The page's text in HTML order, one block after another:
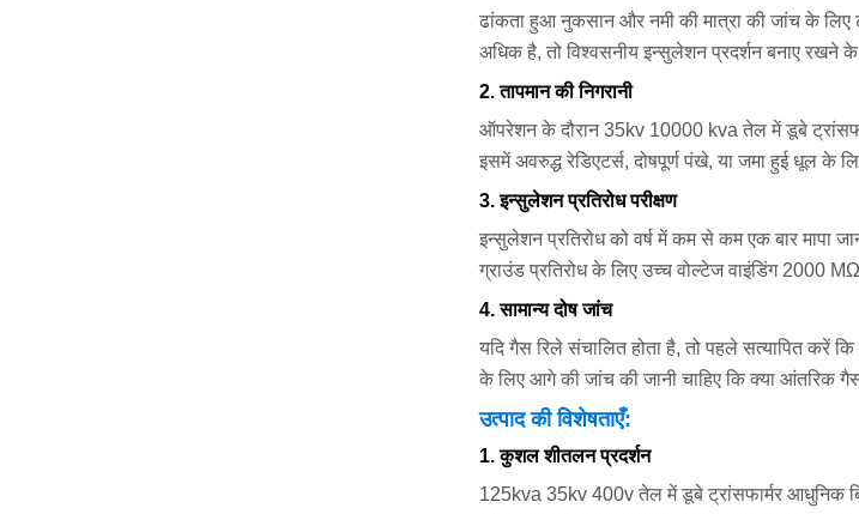
ढांकता हुआ नुकसान और नमी की मात्रा की जांच के लिए
अधिक है, तो विश्वसनीय इन्सुलेशन प्रदर्शन बनाए रखने के
2. तापमान की निगरानी
ऑपरेशन के दौरान 35kv 10000 kva तेल में डूबे
इसमें अवरुद्ध रेडिएटर्स, दोषपूर्ण पंखे, या जमा हुई धूल
3. इन्सुलेशन प्रतिरोध परीक्षण
इन्सुलेशन प्रतिरोध को वर्ष में कम से कम एक बार मापा
ग्राउंड प्रतिरोध के लिए उच्च वोल्टेज वाइंडिंग 2000
4. सामान्य दोष जांच
यदि गैस रिले संचालित होता है, तो पहले सत्यापित करें
के लिए आगे की जांच की जानी चाहिए कि क्या आंतरिक
उत्पाद की विशेषताएँ:
1. कुशल शीतलन प्रदर्शन
125kva 35kv 400v तेल में डूबे ट्रांसफार्मर आधुनिक